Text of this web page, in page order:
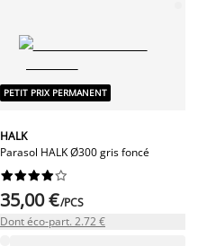
PETIT PRIX PERMANENT
HALK
Parasol HALK Ø300 gris foncé






35,00 €/PCS
Dont éco-part. 2.72 €